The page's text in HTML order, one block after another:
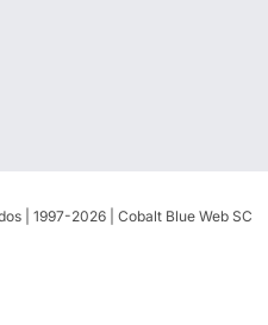
| 1997-2026 | Cobalt Blue Web SC